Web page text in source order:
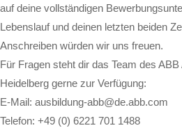
auf deine vollständigen
Lebenslauf und deinen letzten beiden
Anschreiben würden wir uns freuen.
Für Fragen steht dir das Team des
Heidelberg gerne zur Verfügung:
E-Mail: ausbildung-abb@de.abb.com
Telefon: +49 (0) 6221 701 1488